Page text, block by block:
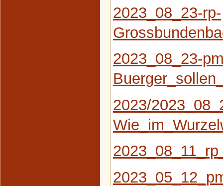
2023_08_23-rp-
2023_08_23-
2023/